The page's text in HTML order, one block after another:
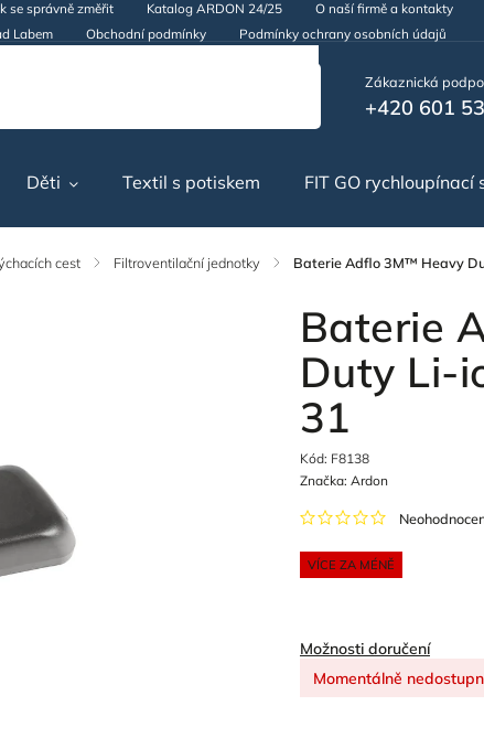
se správně změřit Katalog ARDON 24/25 O naší firmě a kontakty
Labem
Obchodní podmínky Podmínky ochrany osobních údajů
Zákaznická
+420 601
Děti Textil s potiskem FIT GO rychloupínací
cest / Filtroventilační jednotky / Baterie Adflo 3M™ Heavy
Baterie
Duty Li-
31
Kód: F8138
VÍCE ZA MÉNĚ
Značka: Ardon
Možnosti doručení
Momentálně